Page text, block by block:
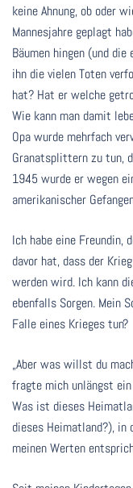
keine Ahnung, ob oder
Mannesjahre geplagt
Bäumen hingen (und
ihn die vielen Toten
hat? Hat er welche
Wie kann man damit
Opa wurde mehrfach
Granatsplittern zu tun,
1945 wurde er wegen
amerikanischer
Ich habe eine Freundin,
davor hat, dass der
werden wird. Ich kann
ebenfalls Sorgen. Mein
Falle eines Krieges tun?
„Aber was willst du
fragte mich unlängst ein
Was ist dieses
dieses Heimatland?),
meinen Werten